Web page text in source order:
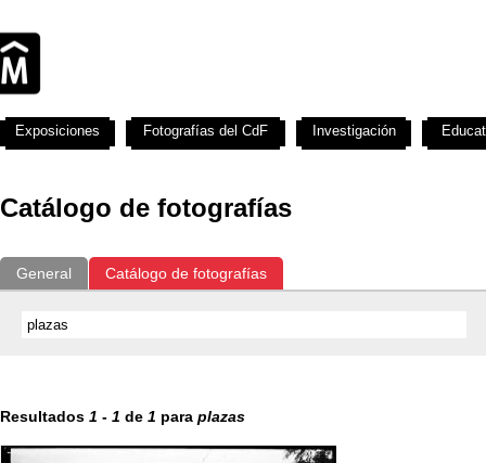
Catálogo de fotografías
General Catálogo de fotografías
Resultados 1 - 1 de 1 para plazas
Exposiciones Fotografías del CdF Investigación